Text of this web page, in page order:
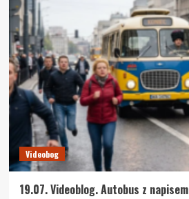
Videobog
19.07. Videoblog. Autobus z